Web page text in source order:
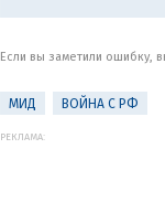
Если вы заметили ошибку,
МИД ВОЙНА С РФ
РЕКЛАМА: